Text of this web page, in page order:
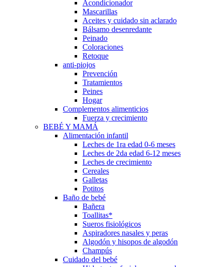
Acondicionador
Mascarillas
Aceites y cuidado sin aclarado
Bálsamo desenredante
Peinado
Coloraciones
Retoque
anti-piojos
Prevención
Tratamientos
Peines
Hogar
Complementos alimenticios
Fuerza y crecimiento
BEBÉ Y MAMÁ
Alimentación infantil
Leches de 1ra edad 0-6 meses
Leches de 2da edad 6-12 meses
Leches de crecimiento
Cereales
Galletas
Potitos
Baño de bebé
Bañera
Toallitas*
Sueros fisiológicos
Aspiradores nasales y peras
Algodón y hisopos de algodón
Champús
Cuidado del bebé